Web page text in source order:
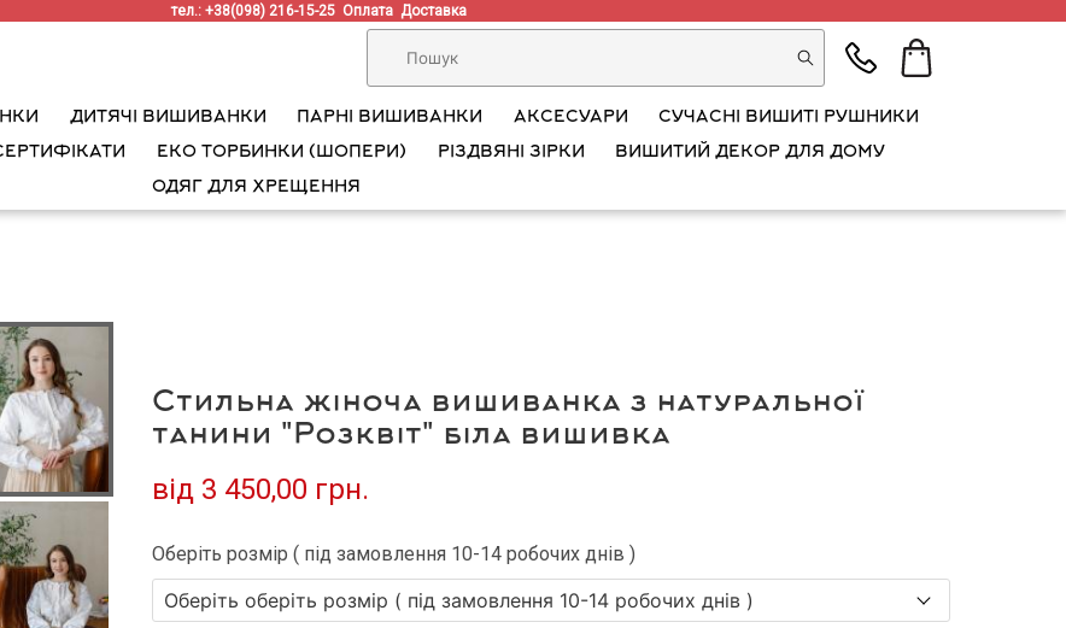
тел.: +38(098) 216-15-25 Оплата Доставка
ДИТЯЧІ ВИШИВАНКИ ПАРНІ ВИШИВАНКИ АКСЕСУАРИ
СУЧАСНІ ВИШИТІ РУШНИКИ
ЕКО ТОРБИНКИ (ШОПЕРИ) РІЗДВЯНІ ЗІРКИ
ВИШИТИЙ ДЕКОР ДЛЯ ДОМУ
ОДЯГ ДЛЯ ХРЕЩЕННЯ
Стильна жіноча вишиванка з натуральної
танини "Розквіт" біла вишивка
від 3 450,00 грн.
Оберіть розмір ( під замовлення 10-14 робочих днів )